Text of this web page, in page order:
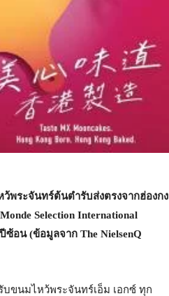
พระจันทร์ต้นตำรับส่งตรงจากฮ่องกง
Selection International
ซ้อน (ข้อมูลจาก The NielsenQ
บขนมไหว้พระจันทร์เอ็ม เอกซ์ ทุก